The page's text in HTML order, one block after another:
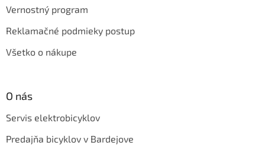
Vernostný program
Reklamačné podmieky postup
Všetko o nákupe
O nás
Servis elektrobicyklov
Predajňa bicyklov v Bardejove